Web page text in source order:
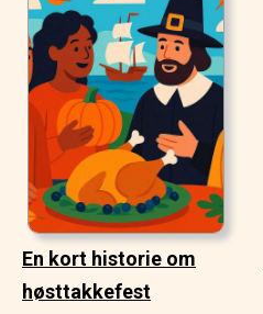
En kort historie om
høsttakkefest